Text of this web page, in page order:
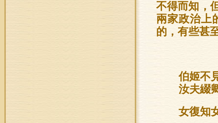
不得而知，
兩家政治上
的，有些甚
伯姬不
汝夫綴
女復知